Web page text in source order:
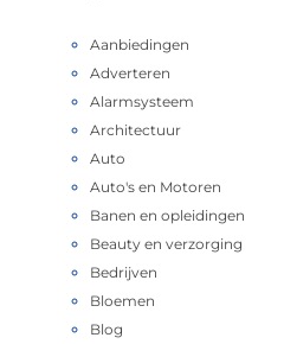
Aanbiedingen
Adverteren
Alarmsysteem
Architectuur
Auto
Auto's en Motoren
Banen en opleidingen
Beauty en verzorging
Bedrijven
Bloemen
Blog